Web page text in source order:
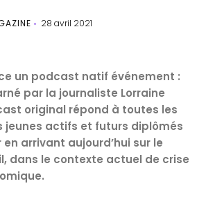
28 avril 2021
un podcast natif événement :
par la journaliste Lorraine
original répond à toutes les
jeunes actifs et futurs diplômés
arrivant aujourd’hui sur le
dans le contexte actuel de crise